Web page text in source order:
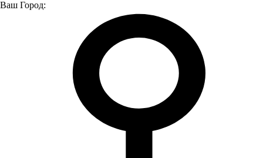
Ваш Город:
Главная страница
Мероприятия